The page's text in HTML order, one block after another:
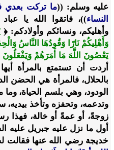
عليه وسلم: ((ما تركت بعدي
النساء))، فاتقوا الله يا
وأهليكم، ونسائكم وأولادكم: ﴿
وَأَهْلِيكُمْ نَارًا وَقُودُهَا النَّاسُ
يَعْصُونَ اللَّهَ مَا أَمَرَهُمْ وَيَفْعَلُونَ
أردت أن تستمتع بالمرأة
بالحلال، فالمرأة هي الحضن
الودود، وهي بلسم الحياة،
وتدعمه، وتحفزه وتأخذ بيديه،
زوجةً، أو عمةً أو خالة، فهذا
أول ما نزل عليه جبريل عليه
خديجة رضي الله عنها فقالت